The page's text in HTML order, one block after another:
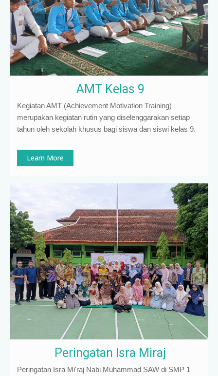
AMT Kelas 9
Kegiatan AMT (Achievement Motivation Training)
merupakan kegiatan rutin yang diselenggarakan setiap
tahun oleh sekolah khusus bagi siswa dan siswi kelas 9.
Learn More
Peringatan Isra Miraj
Peringatan Isra Mi'raj Nabi Muhammad SAW di SMP 1